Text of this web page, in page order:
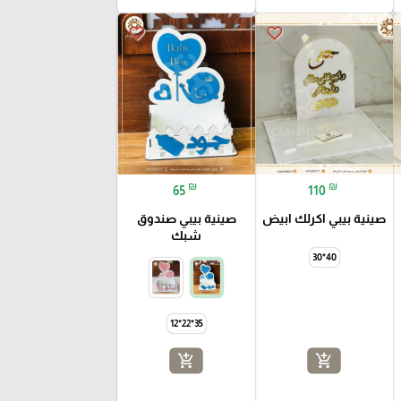
favorite_border
110 ₪
صينية بيبي اكرلك ابيض
40*30
add_shopping_cart
favorite_border
65 ₪
صينية بيبي صندوق
شبك
35*22*12
add_shopping_cart